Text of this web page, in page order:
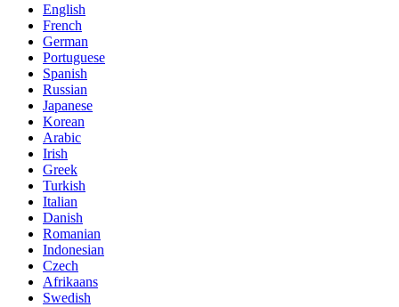
English
French
German
Portuguese
Spanish
Russian
Japanese
Korean
Arabic
Irish
Greek
Turkish
Italian
Danish
Romanian
Indonesian
Czech
Afrikaans
Swedish